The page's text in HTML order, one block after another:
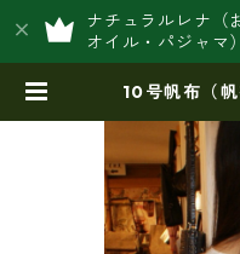
ナチュラルレナ（
オイル・パジャマ
10号帆布（
製オリジナ
製・バッグ
ャパン